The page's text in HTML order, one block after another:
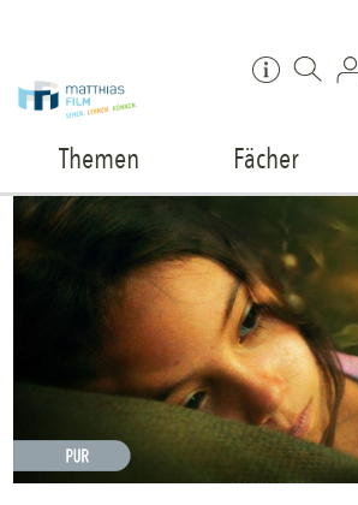
Themen Fächer